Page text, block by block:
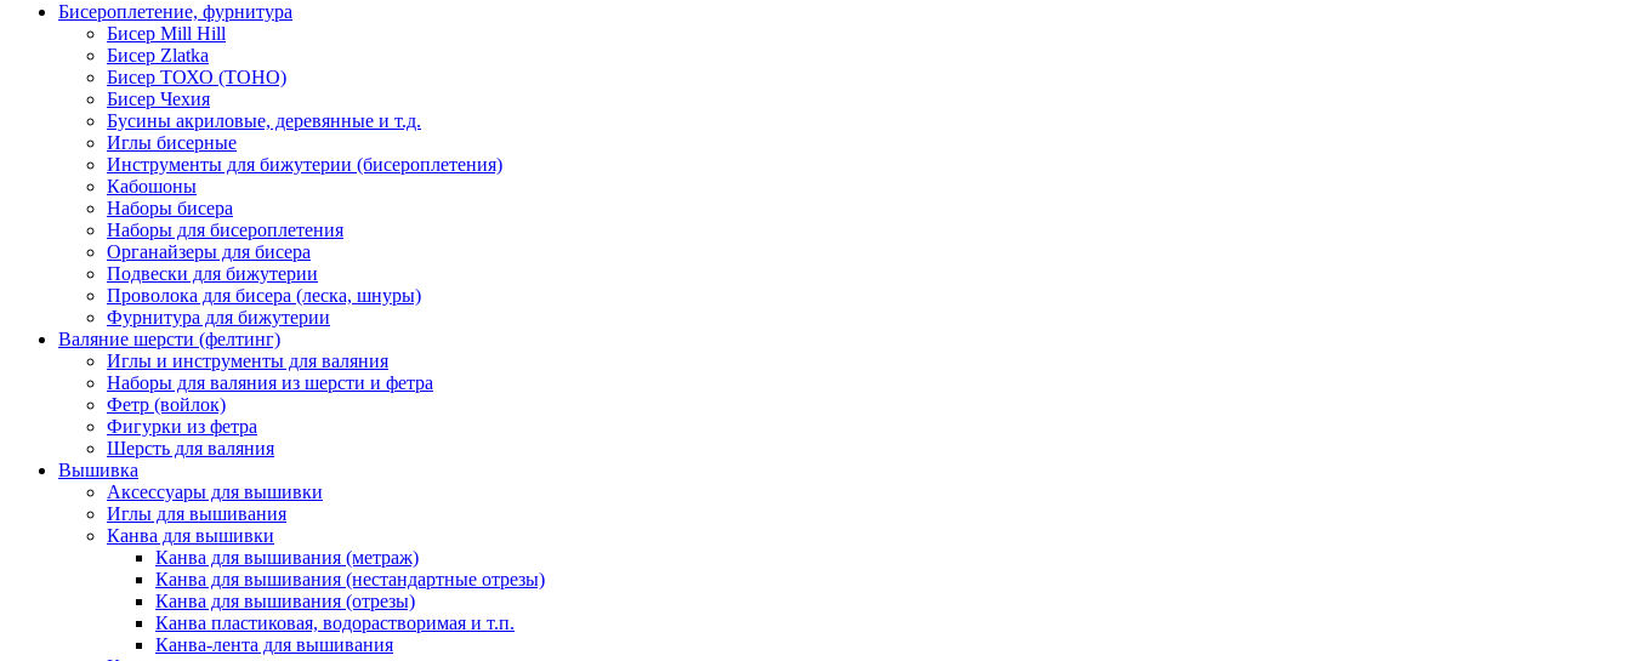
Бисероплетение, фурнитура
Бисер Mill Hill
Бисер Zlatka
Бисер ТОХО (TOHO)
Бисер Чехия
Бусины акриловые, деревянные и т.д.
Иглы бисерные
Инструменты для бижутерии (бисероплетения)
Кабошоны
Наборы бисера
Наборы для бисероплетения
Органайзеры для бисера
Подвески для бижутерии
Проволока для бисера (леска, шнуры)
Фурнитура для бижутерии
Валяние шерсти (фелтинг)
Иглы и инструменты для валяния
Наборы для валяния из шерсти и фетра
Фетр (войлок)
Фигурки из фетра
Шерсть для валяния
Вышивка
Аксессуары для вышивки
Иглы для вышивания
Канва для вышивки
Канва для вышивания (метраж)
Канва для вышивания (нестандартные отрезы)
Канва для вышивания (отрезы)
Канва пластиковая, водорастворимая и т.п.
Канва-лента для вышивания